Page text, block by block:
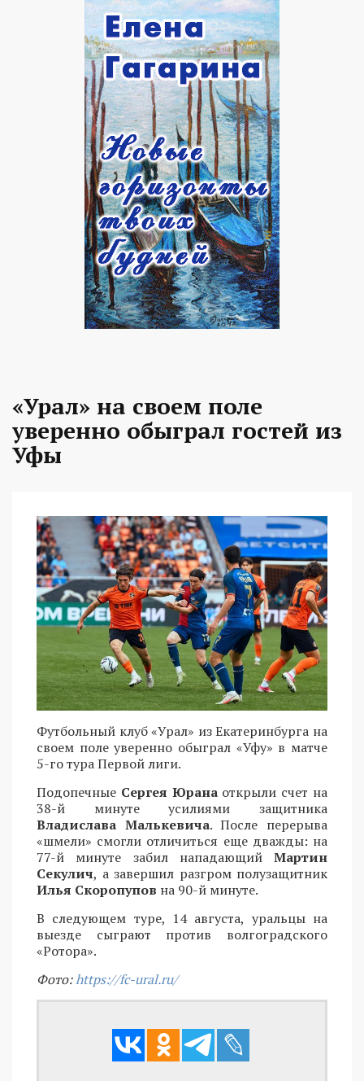
«Урал» на своем поле
уверенно обыграл гостей из
Уфы
Футбольный клуб «Урал» из Екатеринбурга на
своем поле уверенно обыграл «Уфу» в матче
5-го тура Первой лиги.
Подопечные Сергея Юрана открыли счет на
38-й минуте усилиями защитника
Владислава Малькевича. После перерыва
«шмели» смогли отличиться еще дважды: на
77-й минуте забил нападающий Мартин
Секулич, а завершил разгром полузащитник
Илья Скоропупов на 90-й минуте.
В следующем туре, 14 августа, уральцы на
выезде сыграют против волгоградского
«Ротора».
Фото:https://fc-ural.ru/